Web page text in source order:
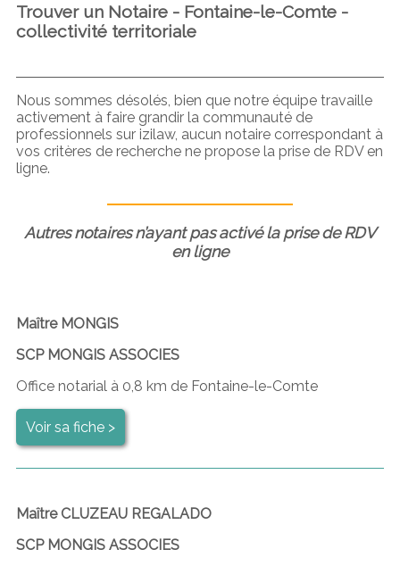
Trouver un Notaire - Fontaine-le-Comte -
collectivité territoriale
Nous sommes désolés, bien que notre équipe travaille
activement à faire grandir la communauté de
professionnels sur izilaw, aucun notaire correspondant à
vos critères de recherche ne propose la prise de RDV en
ligne.
Autres notaires n’ayant pas activé la prise de RDV
en ligne
Maître MONGIS
SCP MONGIS ASSOCIES
Office notarial à 0,8 km de Fontaine-le-Comte
Voir sa fiche >
Maître CLUZEAU REGALADO
SCP MONGIS ASSOCIES